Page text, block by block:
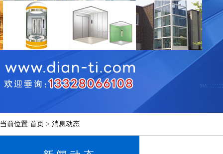
当前位置:首页 > 消息动态